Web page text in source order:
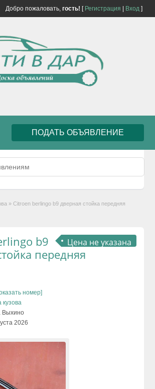
Добро пожаловать, гость! [ Регистрация Вход]
ПОДАТЬ ОБЪЯВЛЕНИЕ
» Citroen berlingo b9 дверная стойка передняя
Цена не указана
b9
передняя
номер]
кузова
Выхино
2026